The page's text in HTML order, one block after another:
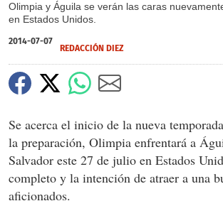
Olimpia y Águila se verán las caras
en Estados Unidos.
2014-07-07
REDACCIÓN DIEZ
Se acerca el inicio de la nueva
la preparación, Olimpia enfrentará a
Salvador este 27 de julio en Estados
completo y la intención de atraer a una
aficionados.